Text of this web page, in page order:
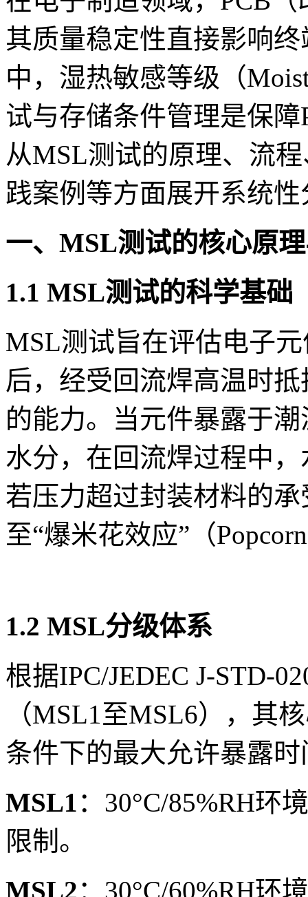
其质量稳定性直接影响
中，湿热敏感等级（
试与存储条件管理是保
从MSL测试的原理、流
践案例等方面展开系统性
一、MSL测试的核心原
1.1 MSL测试的科学基础
MSL测试旨在评估电子
后，经受回流焊高温时
的能力。当元件暴露于
水分，在回流焊过程中
若压力超过封装材料的
至“爆米花效应”（
1.2 MSL分级体系
根据IPC/JEDEC J-STD-
（MSL1至MSL6），其
条件下的最大允许暴露
MSL1：30°C/85%RH环
限制。
MSL2：30°C/60%RH环